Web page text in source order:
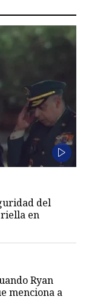
del
en
Ryan
menciona a